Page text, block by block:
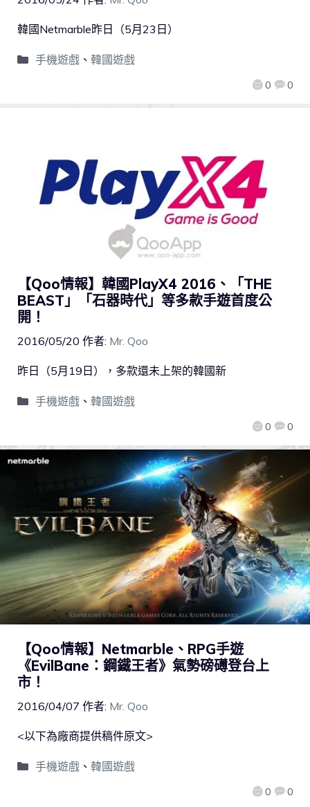
0 0
韓國Netmarble昨日（5月23日）
手機遊戲、 韓國遊戲
【Qoo情報】韓國PlayX4 2016、「THE
BEAST」「石器時代」等多款手遊首度公
開！
2016/05/20 作者: Mr. Qoo
0 0
昨日（5月19日），多款還未上架的韓國新
手機遊戲、 韓國遊戲
【Qoo情報】Netmarble、RPG手遊
《EvilBane：鋼鐵王者》氣勢磅礡登台上
市！
2016/04/07 作者: Mr. Qoo
0 0
<以下為廠商提供稿件原文>
手機遊戲、 韓國遊戲